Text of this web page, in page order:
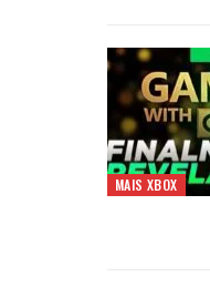
MAIS XBOX